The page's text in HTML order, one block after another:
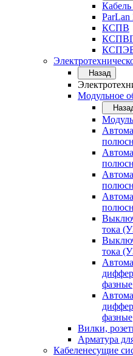
ParLan
КСПВ
Назад
Модульное
тока
тока
фазные
фазные
Вилки,
Арматура
Кабеленесущие